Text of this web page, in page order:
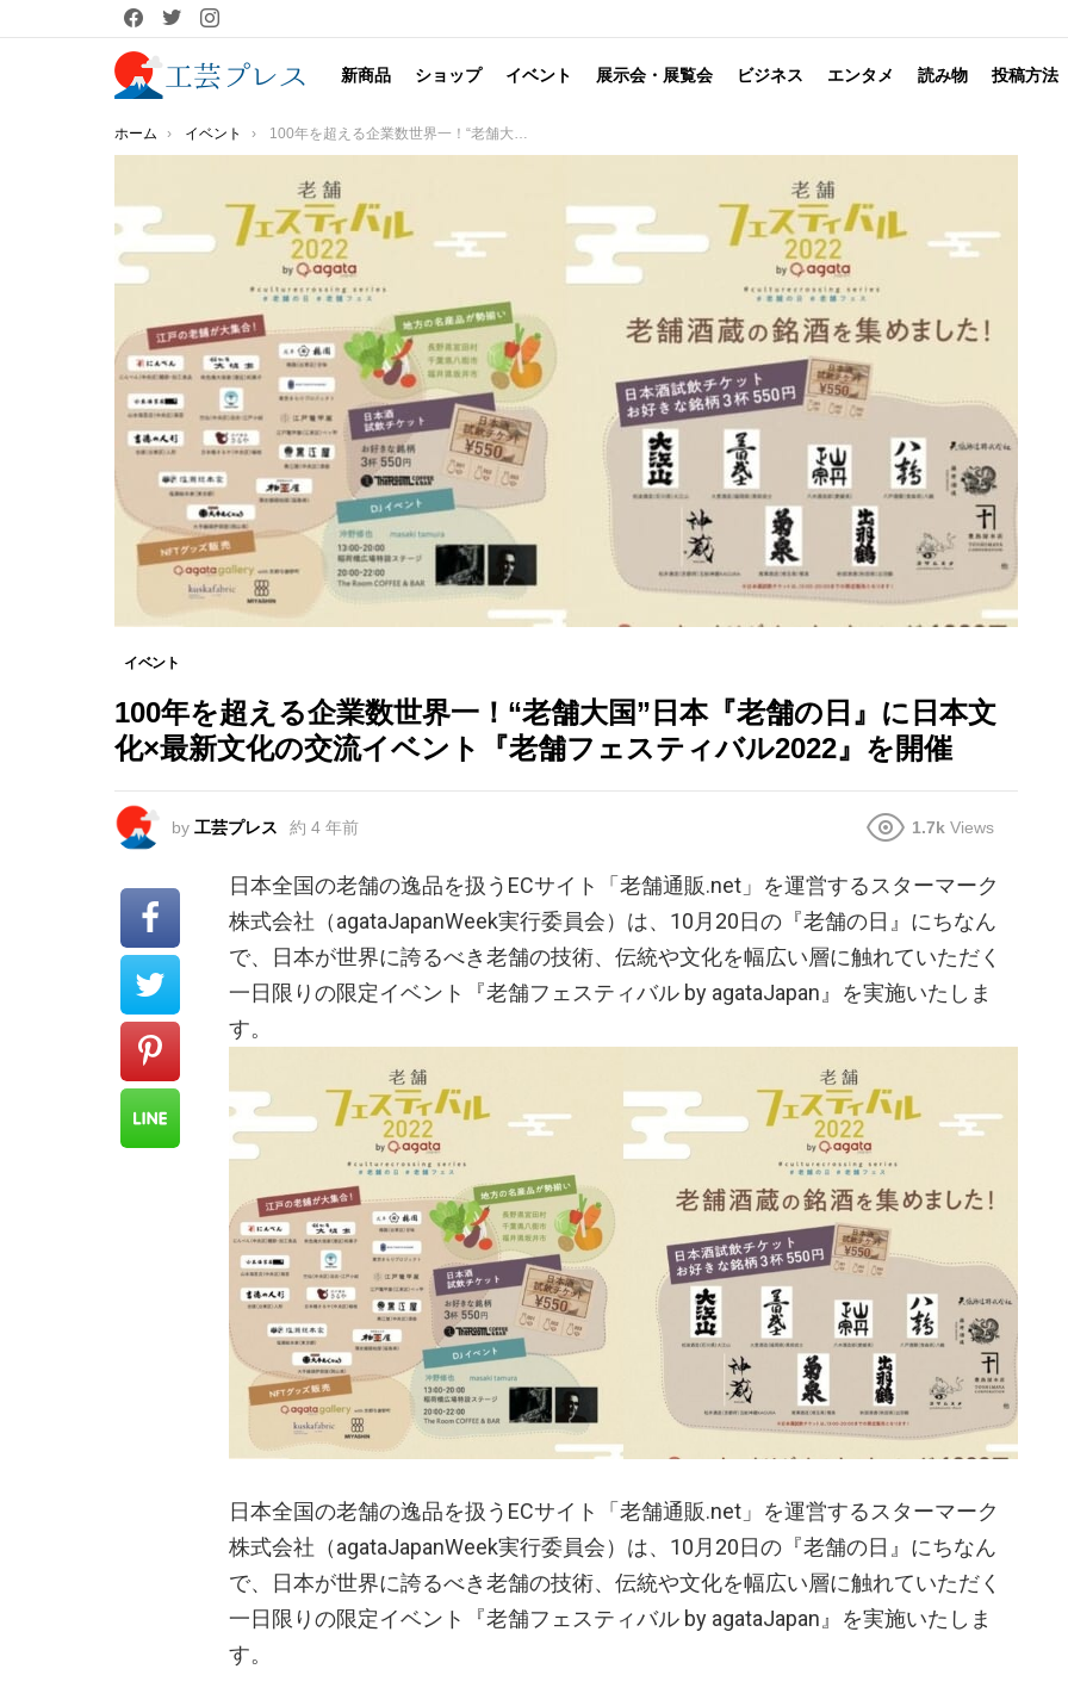
facebooktwitterinstagram
新商品 ショップ イベント 展示会・展覧会 ビジネス エンタメ 読み物 投稿方法
You are here:
ホーム イベント 100年を超える企業数世界一！“老舗大国”日本『老舗の日』に日本文化×最新文化の交流イベント『老舗フェスティバル2022』を開催
イベント
100年を超える企業数世界一！“老舗大国”日本『老舗の日』に日本文
化×最新文化の交流イベント『老舗フェスティバル2022』を開催
by 工芸プレス 約 4 年前 1.7k Views
日本全国の老舗の逸品を扱うECサイト「老舗通販.net」を運営するスターマーク
株式会社（agataJapanWeek実行委員会）は、10月20日の『老舗の日』にちなん
で、日本が世界に誇るべき老舗の技術、伝統や文化を幅広い層に触れていただく
一日限りの限定イベント『老舗フェスティバル by agataJapan』を実施いたしま
す。
日本全国の老舗の逸品を扱うECサイト「老舗通販.net」を運営するスターマーク
株式会社（agataJapanWeek実行委員会）は、10月20日の『老舗の日』にちなん
で、日本が世界に誇るべき老舗の技術、伝統や文化を幅広い層に触れていただく
一日限りの限定イベント『老舗フェスティバル by agataJapan』を実施いたしま
す。